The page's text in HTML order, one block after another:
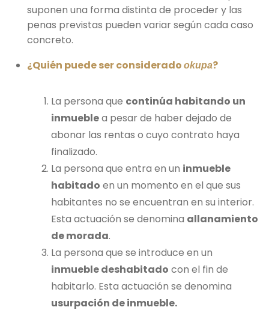
suponen una forma distinta de proceder y las
penas previstas pueden variar según cada caso
concreto.
¿Quién puede ser considerado okupa?
La persona que continúa habitando un
inmueblea pesar de haber dejado de
abonar las rentas o cuyo contrato haya
finalizado.
La persona que entra en un inmueble
habitado en un momento en el que sus
habitantes no se encuentran en su interior.
Esta actuación se denomina allanamiento
de morada.
La persona que se introduce en un
inmueble deshabitado con el fin de
habitarlo. Esta actuación se denomina
usurpación de inmueble.